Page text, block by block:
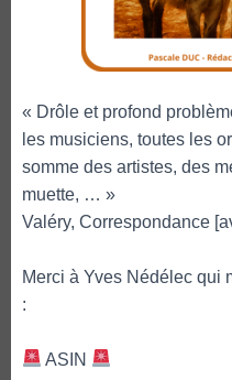
« Drôle et profond
les musiciens, toutes les
somme des artistes, des
muette, … »
Valéry, Correspondance
Merci à Yves Nédélec qui
:
ASIN